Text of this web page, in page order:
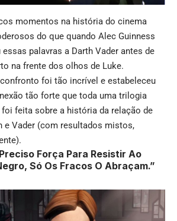
momentos na história do cinema
do que quando Alec Guinness
essas palavras a Darth Vader antes de
na frente dos olhos de Luke.
foi tão incrível e estabeleceu
tão forte que toda uma trilogia
foi feita sobre a história da relação de
e Vader (com resultados mistos,
Força Para Resistir Ao
Só Os Fracos O Abraçam.”